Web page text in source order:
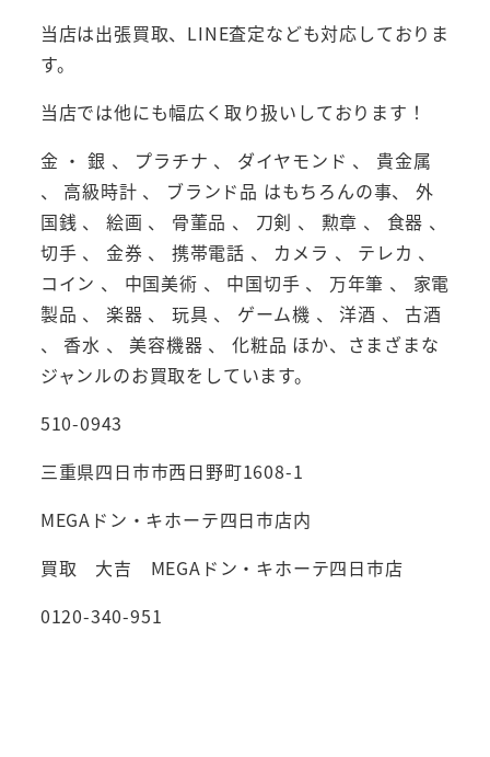
当店は出張買取、LINE査定なども対応しておりま
す。
当店では他にも幅広く取り扱いしております！
金 ・ 銀 、 プラチナ 、 ダイヤモンド 、 貴金属
、 高級時計 、 ブランド品 はもちろんの事、 外
国銭 、 絵画 、 骨董品 、 刀剣 、 勲章 、 食器 、
切手 、 金券 、 携帯電話 、 カメラ 、 テレカ 、
コイン 、 中国美術 、 中国切手 、 万年筆 、 家電
製品 、 楽器 、 玩具 、 ゲーム機 、 洋酒 、 古酒
、 香水 、 美容機器 、 化粧品 ほか、さまざまな
ジャンルのお買取をしています。
510-0943
三重県四日市市西日野町1608-1
MEGAドン・キホーテ四日市店内
買取 大吉 MEGAドン・キホーテ四日市店
0120-340-951